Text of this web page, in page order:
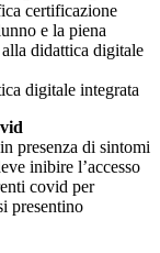
certificazione
e la piena
didattica digitale
digitale integrata
presenza di sintomi
inibire l’accesso
covid per
presentino